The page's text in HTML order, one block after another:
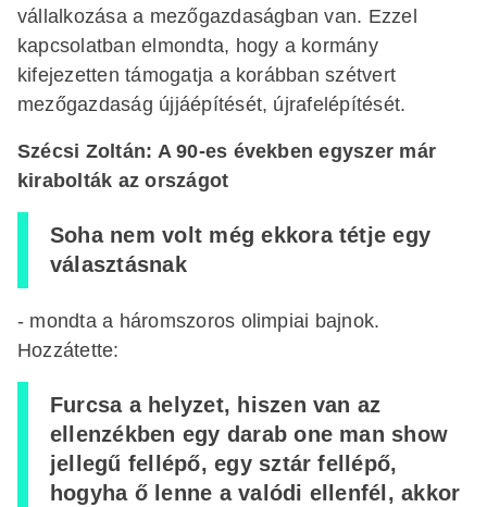
vállalkozása a mezőgazdaságban van. Ezzel
kapcsolatban elmondta, hogy a kormány
kifejezetten támogatja a korábban szétvert
mezőgazdaság újjáépítését, újrafelépítését.
Szécsi Zoltán: A 90-es években egyszer már
kirabolták az országot
Soha nem volt még ekkora tétje egy
választásnak
- mondta a háromszoros olimpiai bajnok.
Hozzátette:
Furcsa a helyzet, hiszen van az
ellenzékben egy darab one man show
jellegű fellépő, egy sztár fellépő,
hogyha ő lenne a valódi ellenfél, akkor